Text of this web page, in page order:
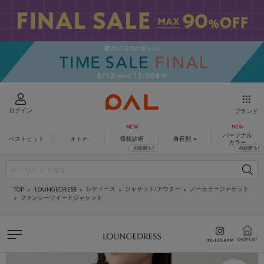
ログイン ブランド
ベストヒット オトナ 骨格診断 身長別
パーソナル
カラー
TOP LOUNGEDRESS レディース ジャケット/アウター
ノーカラージャケット
ファンシーツイードジャケット